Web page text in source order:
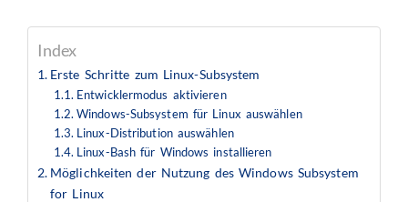
Index
Erste Schritte zum Linux-Subsystem
Entwicklermodus aktivieren
Windows-Subsystem für Linux auswählen
Linux-Distribution auswählen
Linux-Bash für Windows installieren
Möglichkeiten der Nutzung des Windows Subsystem
for Linux